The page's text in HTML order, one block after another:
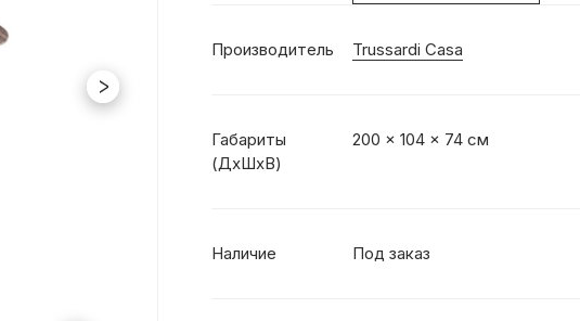
Производитель Trussardi Casa
Габариты
(ДхШхВ)
200 x 104 x 74 см
Наличие Под заказ